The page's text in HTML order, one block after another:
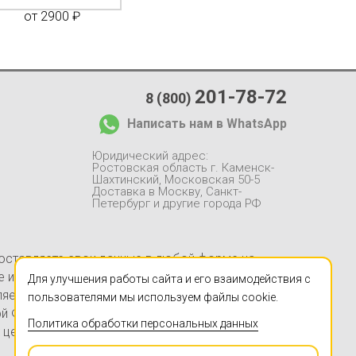
от 2900 ₽
8 (800) 201-78-72
Написать нам в WhatsApp
Юридический адрес:
Ростовская область г. Каменск-
Шахтинский, Московская 50-5
Доставка в Москву, Санкт-
Петербург и другие города РФ
свои данные в любой форме на
информация, в частности, касающаяся
заверением об обстоятельствах и не
Федерации. Указанные на настоящем Сайте
цен в Компании «ЧПУЦЕНТР» (ИП Ершов А.В.,
Для улучшения работы сайта и его взаимодействия с
пользователями мы используем файлы cookie.
Политика обработки персональных данных